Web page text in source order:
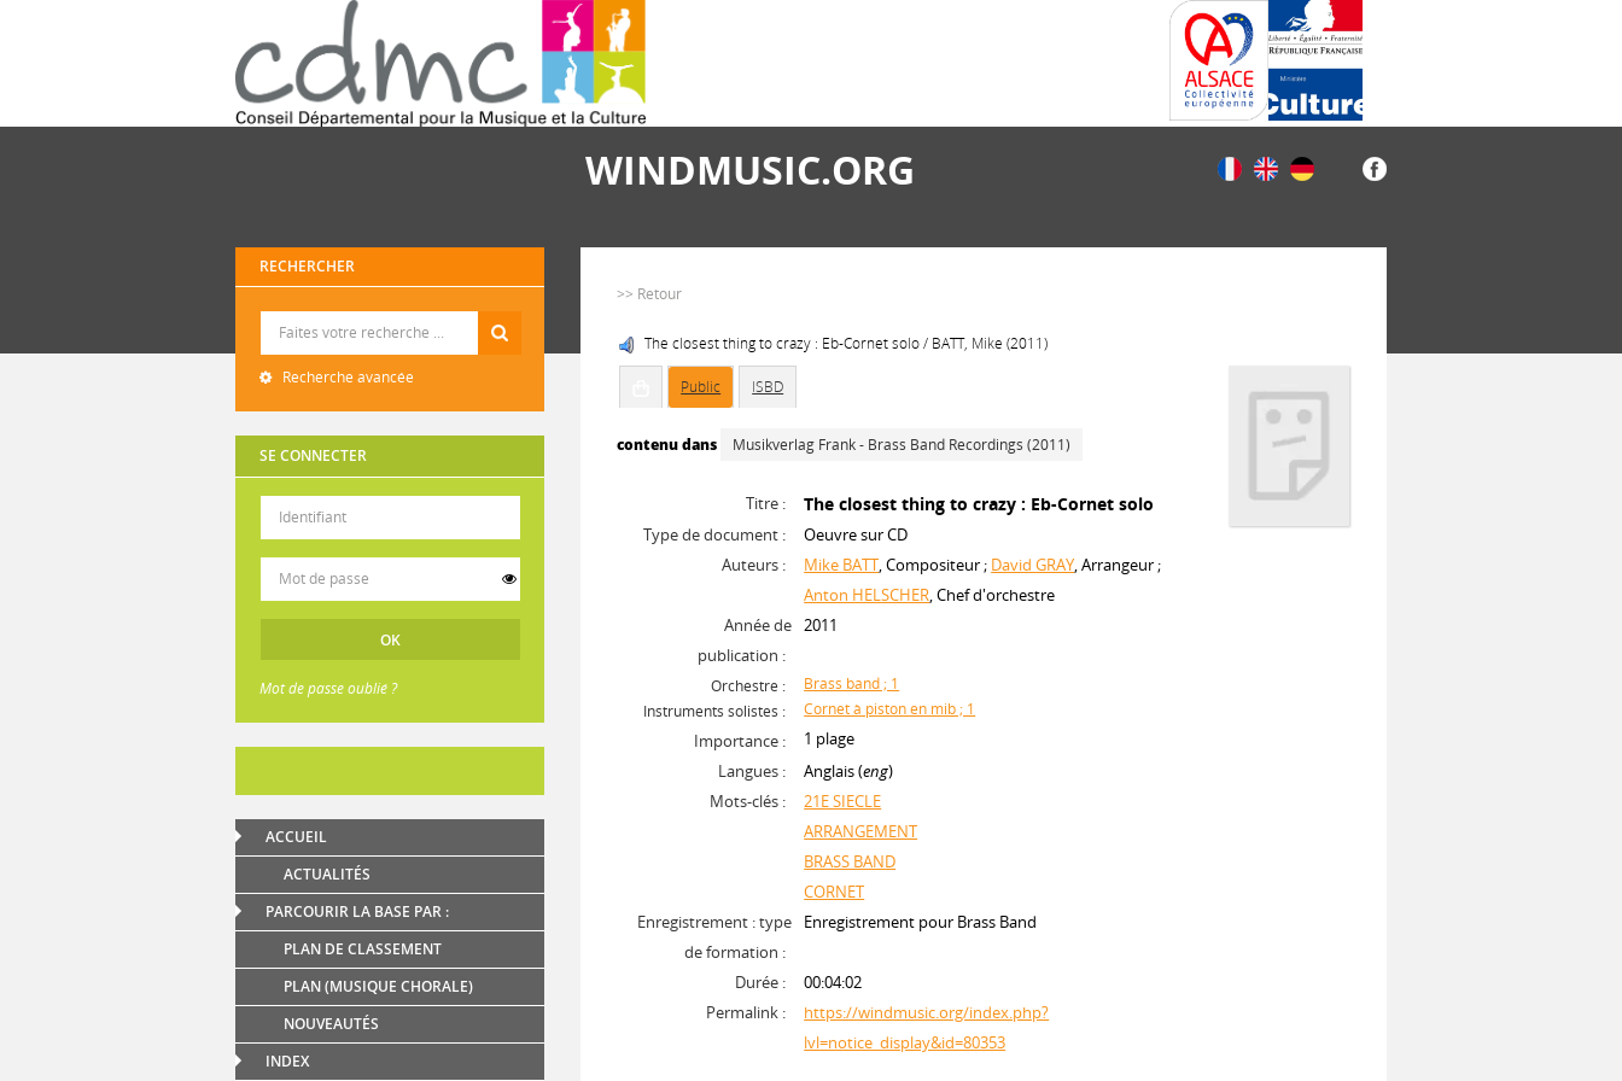
WINDMUSIC.ORG
RECHERCHER
Recherche avancée
SE CONNECTER
Mot de passe oublié ?
ACCUEIL
ACTUALITÉS
PARCOURIR LA BASE PAR :
PLAN DE CLASSEMENT
PLAN (MUSIQUE CHORALE)
NOUVEAUTÉS
INDEX
>> Retour
The closest thing to crazy : Eb-Cornet solo / BATT, Mike (2011)
Public ISBD
contenu dans Musikverlag Frank - Brass Band Recordings (2011)
Titre : The closest thing to crazy : Eb-Cornet solo
Type de document :
Oeuvre sur CD
Auteurs :
Mike BATT, Compositeur ; David GRAY, Arrangeur ;
Anton HELSCHER, Chef d'orchestre
Année de
publication :
2011
Orchestre :
Brass band ; 1
Instruments solistes :
Cornet à piston en mib ; 1
Importance :
1 plage
Langues :
Anglais (eng)
Mots-clés :
21E SIECLE
ARRANGEMENT
BRASS BAND
CORNET
Enregistrement : type
de formation :
Enregistrement pour Brass Band
Durée :
00:04:02
Permalink :
https://windmusic.org/index.php?
lvl=notice_display&id=80353